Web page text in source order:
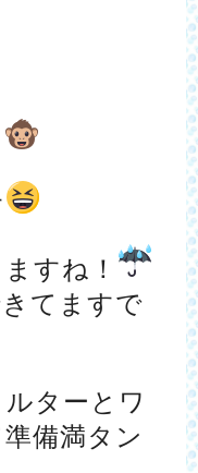
すね！
てますで
ターとワ
備満タン